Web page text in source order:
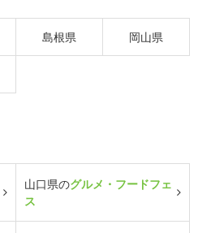
島根県 岡山県
山口県のグルメ・フードフェ
ス